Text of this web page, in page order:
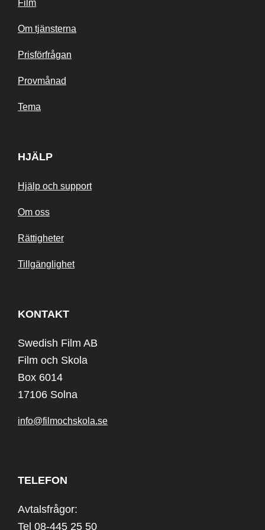
Film
Om tjänsterna
Prisförfrågan
Provmånad
Tema
HJÄLP
Hjälp och support
Om oss
Rättigheter
Tillgänglighet
KONTAKT
Swedish Film AB
Film och Skola
Box 6014
17106 Solna
info@filmochskola.se
TELEFON
Avtalsfrågor:
Tel 08-445 25 50